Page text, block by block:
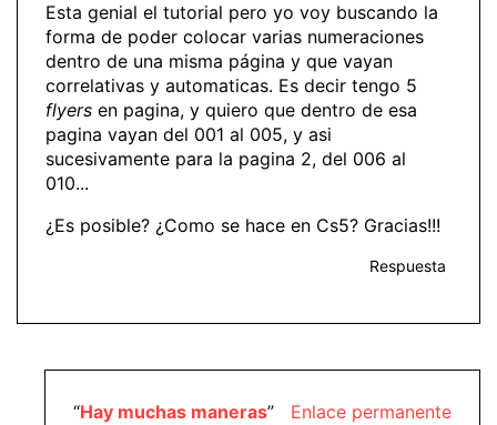
Esta genial el tutorial pero yo voy buscando la
forma de poder colocar varias numeraciones
dentro de una misma página y que vayan
correlativas y automaticas. Es decir tengo 5
flyers en pagina, y quiero que dentro de esa
pagina vayan del 001 al 005, y asi
sucesivamente para la pagina 2, del 006 al
010...
¿Es posible? ¿Como se hace en Cs5? Gracias!!!
Respuesta
Enlace permanente
“Hay muchas maneras”